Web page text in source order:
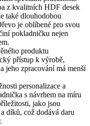
z kvalitních HDF desek
také dlouhodobou
je oblíbené pro svou
pokladničku nejen
produktu
přístup k výrobě,
jeho zpracování má menší
personalizace a
s návrhem na míru
jako jsou
díků, což dodává daru